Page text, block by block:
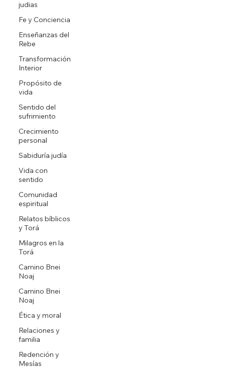
judias
Fe y Conciencia
Enseñanzas del
Rebe
Transformación
Interior
Propósito de
vida
Sentido del
sufrimiento
Crecimiento
personal
Sabiduría judía
Vida con
sentido
Comunidad
espiritual
Relatos bíblicos
y Torá
Milagros en la
Torá
Camino Bnei
Noaj
Camino Bnei
Noaj
Ética y moral
Relaciones y
familia
Redención y
Mesías